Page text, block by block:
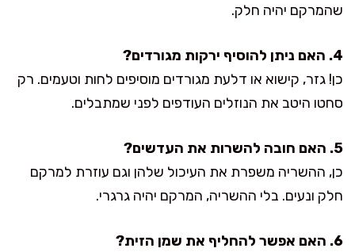
שהמרקם יהיה חלק.
4. האם ניתן להוסיף ירקות מגורדים?
כן! גזר, קישוא או דלעת מגורדים מוסיפים לחות וטעמים. רק
סחטו היטב את הנוזלים העודפים לפני שמתבלים.
5. האם חובה להשרות את העדשים?
כן, ההשריה משפרת את העיכול שלהן וגם עוזרת למרקם
חלק ונעים. בלי ההשריה, המרקם יהיה גרגרי.
6. האם אפשר להחליף את שמן הזית?